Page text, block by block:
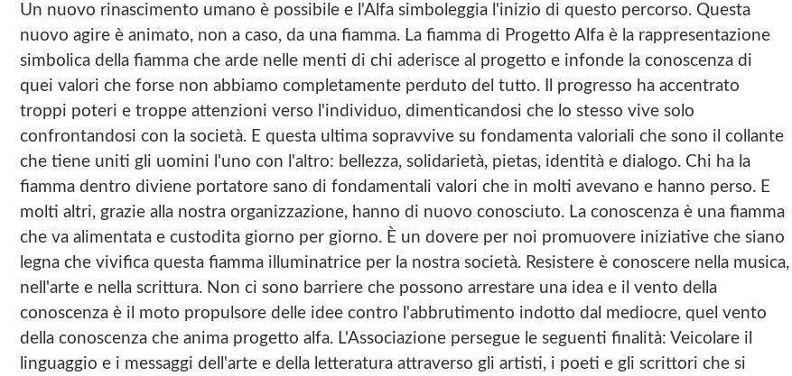
F
A
C
E
K
I
P
O
G
E
T
O
A
L
O
Un nuovo rinascimento umano è possibile e l'Alfa simboleggia l'inizio di questo percorso. Questa
nuovo agire è animato, non a caso, da una fiamma. La fiamma di Progetto Alfa è la rappresentazione
simbolica della fiamma che arde nelle menti di chi aderisce al progetto e infonde la conoscenza di
quei valori che forse non abbiamo completamente perduto del tutto. Il progresso ha accentrato
troppi poteri e troppe attenzioni verso l'individuo, dimenticandosi che lo stesso vive solo
confrontandosi con la società. E questa ultima sopravvive su fondamenta valoriali che sono il collante
che tiene uniti gli uomini l'uno con l'altro: bellezza, solidarietà, pietas, identità e dialogo. Chi ha la
fiamma dentro diviene portatore sano di fondamentali valori che in molti avevano e hanno perso. E
molti altri, grazie alla nostra organizzazione, hanno di nuovo conosciuto. La conoscenza è una fiamma
che va alimentata e custodita giorno per giorno. È un dovere per noi promuovere iniziative che siano
legna che vivifica questa fiamma illuminatrice per la nostra società. Resistere è conoscere nella musica,
nell'arte e nella scrittura. Non ci sono barriere che possono arrestare una idea e il vento della
conoscenza è il moto propulsore delle idee contro l'abbrutimento indotto dal mediocre, quel vento
della conoscenza che anima progetto alfa. L'Associazione persegue le seguenti finalità: Veicolare il
linguaggio e i messaggi dell'arte e della letteratura attraverso gli artisti, i poeti e gli scrittori che si